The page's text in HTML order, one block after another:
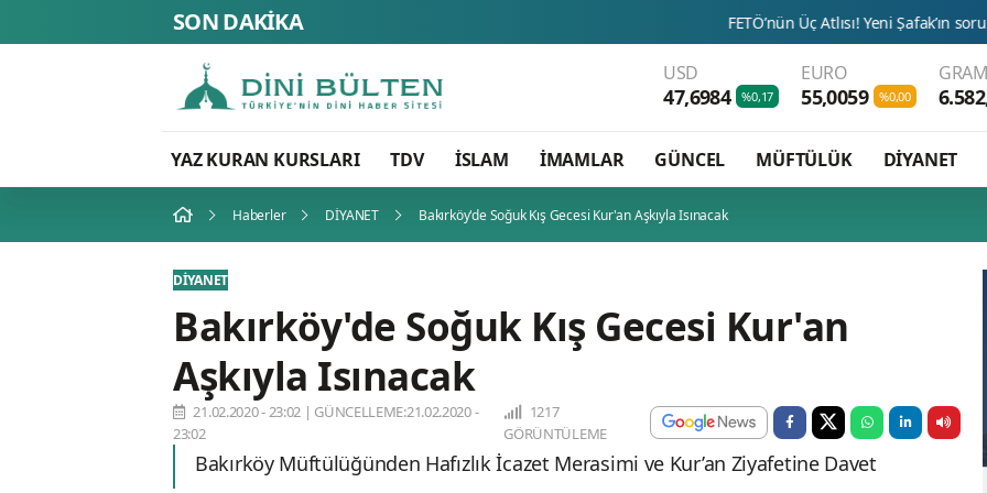
SON DAKİKA FETÖ’nün Üç Atlısı! Yeni Şafak’ın sorusunu Dini
USD
47,6984 %0,17
EURO
55,0059 %0,00
YAZ KURAN KURSLARI TDV İSLAM İMAMLAR GÜNCEL MÜFTÜLÜK DİYANET
Haberler DİYANET Bakırköy'de Soğuk Kış Gecesi Kur'an Aşkıyla Isınacak
DİYANET
Bakırköy'de Soğuk Kış Gecesi Kur'an
Aşkıyla Isınacak
21.02.2020 - 23:02 | GÜNCELLEME:21.02.2020 -
23:02
1217
GÖRÜNTÜLEME
Bakırköy Müftülüğünden Hafızlık İcazet Merasimi ve Kur’an Ziyafetine Davet